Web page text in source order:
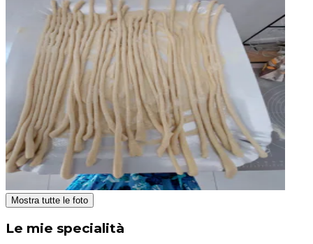
Mostra tutte le foto
Le mie specialità